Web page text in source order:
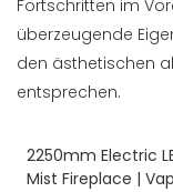
Fortschritten im
überzeugende
den ästhetischen
entsprechen.
2250mm Electric
Mist Fireplace |